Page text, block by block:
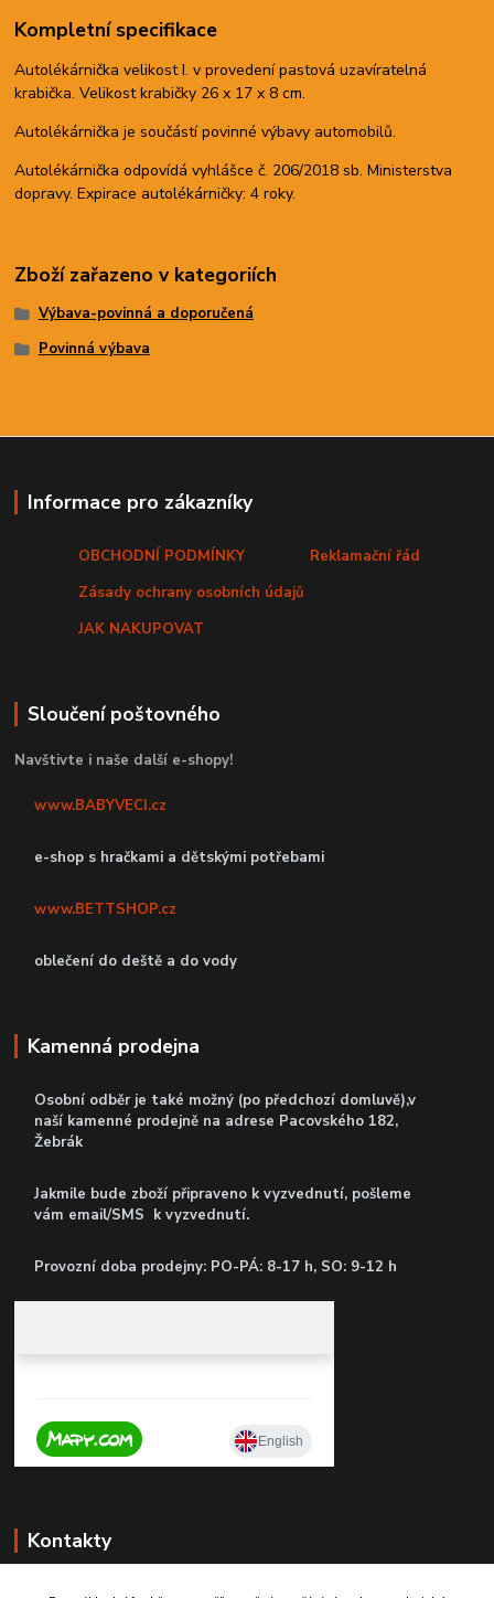
Kompletní specifikace
Autolékárnička velikost I. v provedení pastová uzavíratelná
krabička. Velikost krabičky 26 x 17 x 8 cm.
Autolékárnička je součástí povinné výbavy automobilů.
Autolékárnička odpovídá vyhlášce č. 206/2018 sb. Ministerstva
dopravy. Expirace autolékárničky: 4 roky.
Zboží zařazeno v kategoriích
Výbava-povinná a doporučená
Povinná výbava
Informace pro zákazníky
OBCHODNÍ PODMÍNKY
Reklamační řád
Zásady ochrany osobních údajů
JAK NAKUPOVAT
Sloučení poštovného
Navštivte i naše další e-shopy!
www.BABYVECI.cz
e-shop s hračkami a dětskými potřebami
www.BETTSHOP.cz
oblečení do deště a do vody
Kamenná prodejna
Osobní odběr je také možný (po předchozí domluvě),v
naší kamenné prodejně na adrese Pacovského 182,
Žebrák
Jakmile bude zboží připraveno k vyzvednutí, pošleme
vám email/SMS k vyzvednutí.
Provozní doba prodejny: PO-PÁ: 8-17 h, SO: 9-12 h
Kontakty